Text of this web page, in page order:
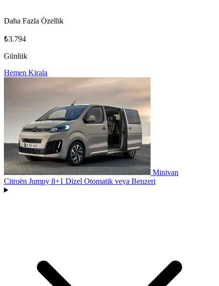
Daha Fazla Özellik
₺3.794
Günlük
Hemen Kirala
Minivan
Citroën Jumpy 8+1 Dizel Otomatik veya Benzeri